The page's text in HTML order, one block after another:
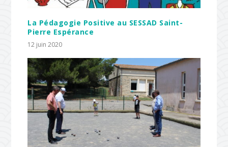
La Pédagogie Positive au SESSAD Saint-
Pierre Espérance
12 juin 2020